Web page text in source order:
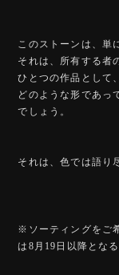
このストーンは、単
それは、所有する者
ひとつの作品として
どのような形であっ
でしょう。
それは、色では語り
※ソーティングをご
は8月19日以降とな